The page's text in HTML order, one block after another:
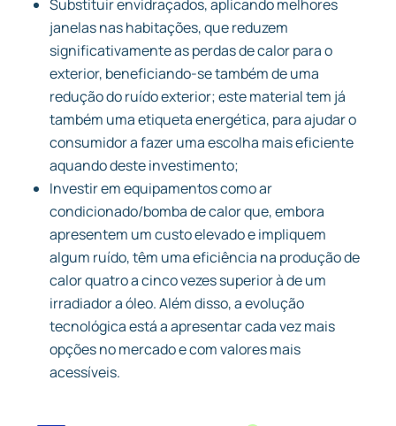
Substituir envidraçados, aplicando melhores
janelas nas habitações, que reduzem
significativamente as perdas de calor para o
exterior, beneficiando-se também de uma
redução do ruído exterior; este material tem já
também uma etiqueta energética, para ajudar o
consumidor a fazer uma escolha mais eficiente
aquando deste investimento;
Investir em equipamentos como ar
condicionado/bomba de calor que, embora
apresentem um custo elevado e impliquem
algum ruído, têm uma eficiência na produção de
calor quatro a cinco vezes superior à de um
irradiador a óleo. Além disso, a evolução
tecnológica está a apresentar cada vez mais
opções no mercado e com valores mais
acessíveis.